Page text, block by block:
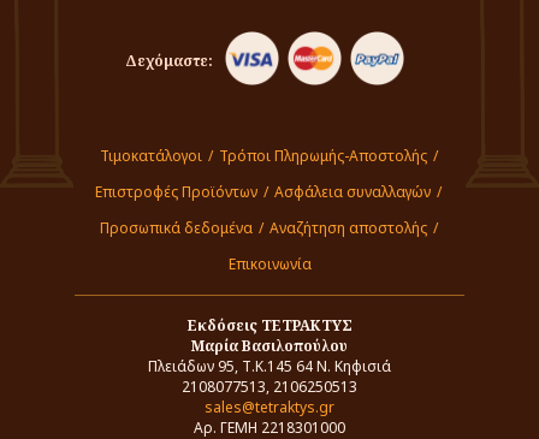
Δεχόμαστε:
Τιμοκατάλογοι / Τρόποι Πληρωμής-Αποστολής /
Επιστροφές Προϊόντων / Ασφάλεια συναλλαγών /
Προσωπικά δεδομένα / Αναζήτηση αποστολής /
Επικοινωνία
Εκδόσεις ΤΕΤΡΑΚΤΥΣ
Μαρία Βασιλοπούλου
Πλειάδων 95, Τ.Κ.145 64 Ν. Κηφισιά
2108077513, 2106250513
sales@tetraktys.gr
Αρ. ΓΕΜΗ 2218301000